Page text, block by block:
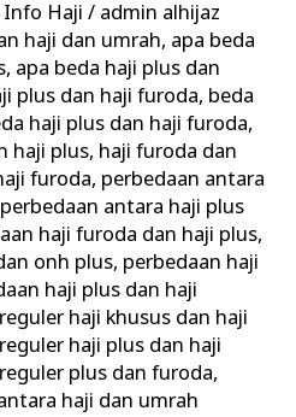
Info Haji / admin alhijaz
haji dan umrah, apa beda
, apa beda haji plus dan
plus dan haji furoda, beda
haji plus dan haji furoda,
haji plus, haji furoda dan
furoda, perbedaan antara
perbedaan antara haji plus
haji furoda dan haji plus,
onh plus, perbedaan haji
haji plus dan haji
haji khusus dan haji
haji plus dan haji
plus dan furoda,
haji dan umrah